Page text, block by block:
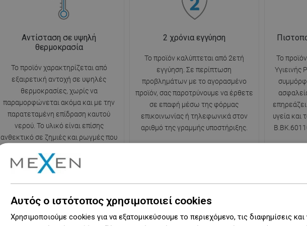
Αντίσταση σε υψηλή
θερμοκρασία
Το προϊόν χαρακτηρίζεται από
εξαιρετική αντοχή σε υψηλές
θερμοκρασίες, χωρίς να
παραμορφώνεται ακόμα και με την
παρατεταμένη επίδραση καυτού
νερού. Το υλικό είναι επίσης
ανθεκτικό σε ζημιές και ρωγμές που
θερμοκρασίας.
2 χρόνια εγγύηση
Το προϊόν καλύπτεται από 2ετή
εγγύηση. Σε περίπτωση
προβλημάτων με το αγορασμένο
προϊόν, σας παροτρύνουμε να έρθετε
σε επαφή μέσω της φόρμας
επικοινωνίας ή τηλεφωνικά στον
αριθμό της γραμμής υποστήριξης.
Το
Υγιεινής
υγεία και
Αυτός ο ιστότοπος χρησιμοποιεί cookies
Χρησιμοποιούμε cookies για να εξατομικεύσουμε το περιεχόμενο, τις διαφημίσεις